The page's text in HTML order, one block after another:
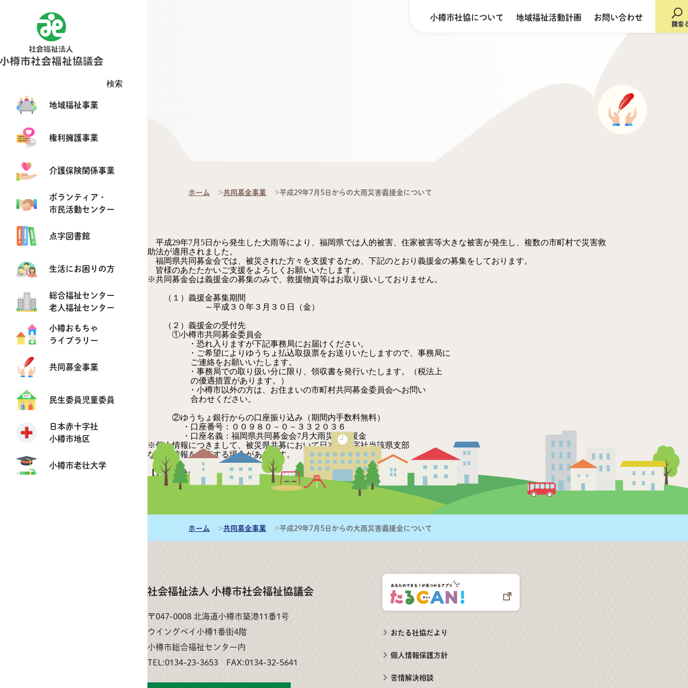
検索
地域福祉事業
権利擁護事業
介護保険関係事業
ボランティア・
市民活動センター
点字図書館
生活にお困りの方
総合福祉センター
老人福祉センター
小樽おもちゃ
ライブラリー
共同募金事業
民生委員児童委員
日本赤十字社
小樽市地区
小樽市老壮大学
小樽市社協について 地域福祉活動計画 お問い合わせ
検索
閉じ
ホーム 共同募金事業 平成29年7月5日からの大雨災害義援金について
平成29年7月5日から発生した大雨等により、福岡県では人的被害、住家被害等大きな被害が発生し、複数の市町村で災害救
助法が適用されました。
福岡県共同募金会では、被災された方々を支援するため、下記のとおり義援金の募集をしております。
皆様のあたたかいご支援をよろしくお願いいたします。
※共同募金会は義援金の募集のみで、救援物資等はお取り扱いしておりません。
（１）義援金募集期間
～平成３０年３月３０日（金）
（２）義援金の受付先
①小樽市共同募金委員会
・恐れ入りますが下記事務局にお届けください。
・ご希望によりゆうちょ払込取扱票をお送りいたしますので、事務局に
ご連絡をお願いいたします。
・事務局での取り扱い分に限り、領収書を発行いたします。（税法上
の優遇措置があります。）
・小樽市以外の方は、お住まいの市町村共同募金委員会へお問い
合わせください。
②ゆうちょ銀行からの口座振り込み（期間内手数料無料）
・口座番号：００９８０－０－３３２０３６
・口座名義：福岡県共同募金会7月大雨災害義援金
※個人情報につきまして、被災県共募において日本赤十字社当該県支部
などと情報を共有する場合があります。
【お問合せ先】
小樽市共同募金委員会
所在地：小樽市富岡 1-5-10 小樽市総合福祉センター内
ホーム 共同募金事業 平成29年7月5日からの大雨災害義援金について
社会福祉法人 小樽市社会福祉協議会
〒047-0008 北海道小樽市築港11番1号
ウイングベイ小樽1番街4階
小樽市総合福祉センター内
TEL:0134-23-3653 FAX:0134-32-5641
おたる社協だより
個人情報保護方針
苦情解決相談